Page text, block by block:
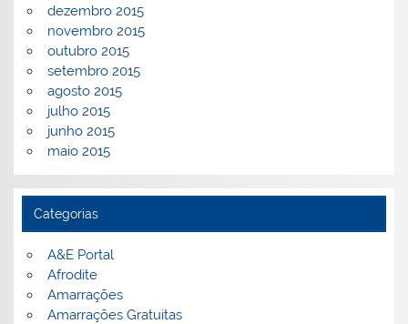
dezembro 2015
novembro 2015
outubro 2015
setembro 2015
agosto 2015
julho 2015
junho 2015
maio 2015
Categorias
A&E Portal
Afrodite
Amarrações
Amarrações Gratuitas